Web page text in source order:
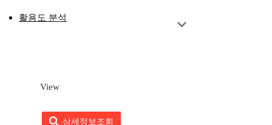
활용도 분석
View
상세정보조회